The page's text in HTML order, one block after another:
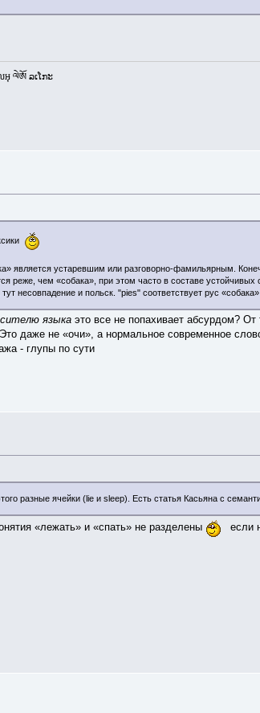
ལེཨོ ລເໂກະ
является устаревшим или разговорно-фамильярным.
реже, чем «собака», при этом часто в составе
несовпадение и польск. "pies" соответствует рус
языка это все не попахивает абсурдом?
даже не «очи», а нормальное современное
- глупы по сути
разные ячейки (lie и sleep). Есть статья Касьяна с
«лежать» и «спать» не разделены
если